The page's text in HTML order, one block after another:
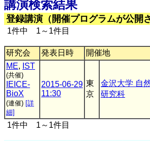
講演検索結果
登録講演（開催プログラムが公開
1件中 1～1件目
研究会 発表日時 開催地
ME, IST
(共催)
IEICE-
BioX
(連催) [詳
細]
2015-06-29
11:30
東
京
金沢大学 自
研究科
1件中 1～1件目